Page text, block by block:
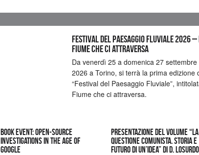
Festival del Paesaggio Fluviale 2026
Fiume che ci attraversa
Da venerdì 25 a domenica 27 settembre
2026 a Torino, si terrà la prima edizione
“Festival del Paesaggio Fluviale”,
Fiume che ci attraversa.
Book Event: Open-Source
Investigations in the Age of
Google
Presentazione del volume “La
questione comunista. Storia e
futuro di un’idea” di D. Losurdo